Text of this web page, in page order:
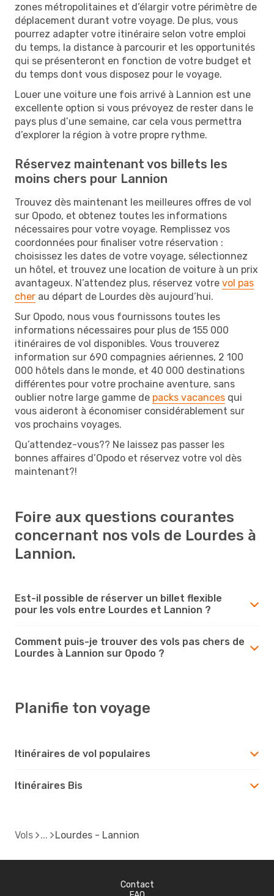
zones métropolitaines et d’élargir votre périmètre de
déplacement durant votre voyage. De plus, vous
pourrez adapter votre itinéraire selon votre emploi
du temps, la distance à parcourir et les opportunités
qui se présenteront en fonction de votre budget et
du temps dont vous disposez pour le voyage.
Louer une voiture une fois arrivé à Lannion est une
excellente option si vous prévoyez de rester dans le
pays plus d’une semaine, car cela vous permettra
d’explorer la région à votre propre rythme.
Réservez maintenant vos billets les
moins chers pour Lannion
Trouvez dès maintenant les meilleures offres de vol
sur Opodo, et obtenez toutes les informations
nécessaires pour votre voyage. Remplissez vos
coordonnées pour finaliser votre réservation :
choisissez les dates de votre voyage, sélectionnez
un hôtel, et trouvez une location de voiture à un prix
avantageux. N’attendez plus, réservez votre vol pas
cher au départ de Lourdes dès aujourd’hui.
Sur Opodo, nous vous fournissons toutes les
informations nécessaires pour plus de 155 000
itinéraires de vol disponibles. Vous trouverez
information sur 690 compagnies aériennes, 2 100
000 hôtels dans le monde, et 40 000 destinations
différentes pour votre prochaine aventure, sans
oublier notre large gamme de packs vacances qui
vous aideront à économiser considérablement sur
vos prochains voyages.
Qu’attendez-vous?? Ne laissez pas passer les
bonnes affaires d’Opodo et réservez votre vol dès
maintenant?!
Foire aux questions courantes
concernant nos vols de Lourdes à
Lannion.
Est-il possible de réserver un billet flexible
pour les vols entre Lourdes et Lannion ?
Comment puis-je trouver des vols pas chers de
Lourdes à Lannion sur Opodo ?
Planifie ton voyage
Itinéraires de vol populaires
Itinéraires Bis
Vols Lourdes - Lannion
Contact